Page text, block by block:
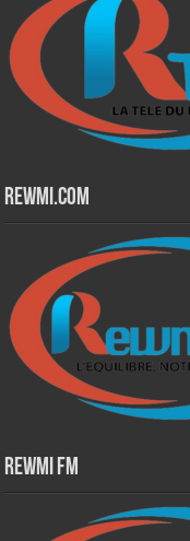
Rewmi.Com
Rewmi Fm